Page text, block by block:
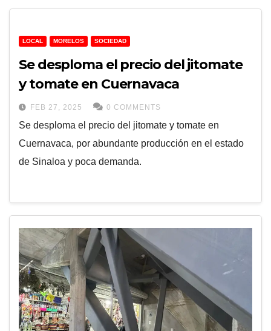
LOCAL MORELOS SOCIEDAD
Se desploma el precio del jitomate
y tomate en Cuernavaca
FEB 27, 2025 0 COMMENTS
Se desploma el precio del jitomate y tomate en
Cuernavaca, por abundante producción en el estado
de Sinaloa y poca demanda.